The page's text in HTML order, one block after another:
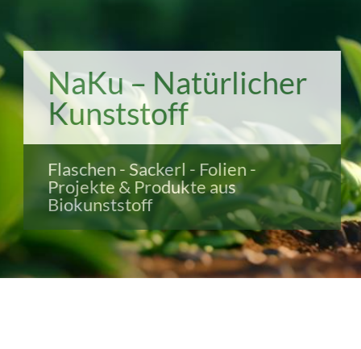
NaKu – Natürlicher
Kunststoff
Flaschen - Sackerl - Folien -
Projekte & Produkte aus
Biokunststoff